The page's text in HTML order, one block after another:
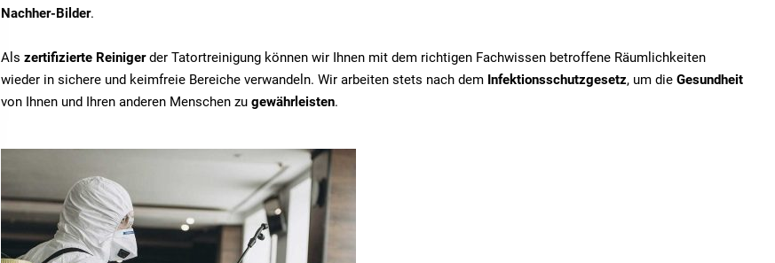
Nachher-Bilder.
Als zertifizierte Reinigerder Tatortreinigung können wir Ihnen mit dem richtigen Fachwissen betroffene Räumlichkeiten
wieder in sichere und keimfreie Bereiche verwandeln. Wir arbeiten stets nach dem Infektionsschutzgesetz, um die Gesundheit
von Ihnen und Ihren anderen Menschen zu gewährleisten.